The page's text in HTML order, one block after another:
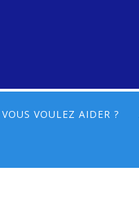
VOUS VOULEZ AIDER ?